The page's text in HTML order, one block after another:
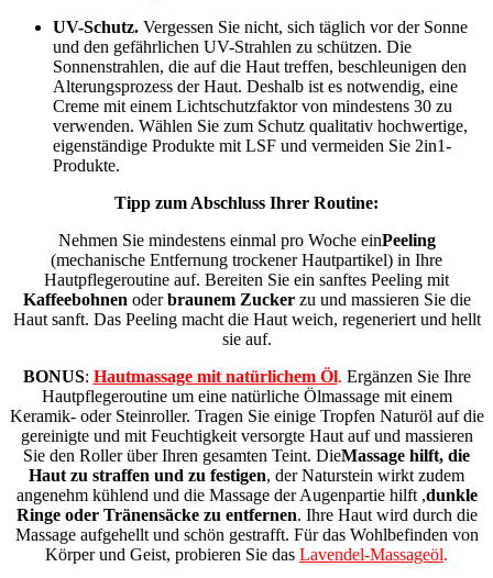
UV-Schutz. Vergessen Sie nicht, sich täglich vor der Sonne
und den gefährlichen UV-Strahlen zu schützen. Die
Sonnenstrahlen, die auf die Haut treffen, beschleunigen den
Alterungsprozess der Haut. Deshalb ist es notwendig, eine
Creme mit einem Lichtschutzfaktor von mindestens 30 zu
verwenden. Wählen Sie zum Schutz qualitativ hochwertige,
eigenständige Produkte mit LSF und vermeiden Sie 2in1-
Produkte.
Tipp zum Abschluss Ihrer Routine:
Nehmen Sie mindestens einmal pro Woche einPeeling
(mechanische Entfernung trockener Hautpartikel) in Ihre
Hautpflegeroutine auf. Bereiten Sie ein sanftes Peeling mit
Kaffeebohnen oderbraunem Zuckerzu und massieren Sie die
Haut sanft. Das Peeling macht die Haut weich, regeneriert und hellt
sie auf.
BONUS: Hautmassage mit natürlichem Öl. Ergänzen Sie Ihre
Hautpflegeroutine um eine natürliche Ölmassage mit einem
Keramik- oder Steinroller. Tragen Sie einige Tropfen Naturöl auf die
gereinigte und mit Feuchtigkeit versorgte Haut auf und massieren
Sie den Roller über Ihren gesamten Teint. DieMassage hilft, die
Haut zu straffen und zu festigen, der Naturstein wirkt zudem
angenehm kühlend und die Massage der Augenpartie hilft ,dunkle
Ringe oder Tränensäcke zu entfernen. Ihre Haut wird durch die
Massage aufgehellt und schön gestrafft. Für das Wohlbefinden von
Körper und Geist, probieren Sie das Lavendel-Massageöl.